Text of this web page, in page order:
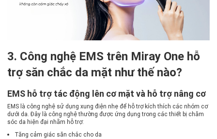
3. Công nghệ EMS trên Miray One hỗ
trợ săn chắc da mặt như thế nào?
EMS hỗ trợ tác động lên cơ mặt và hỗ trợ nâng cơ
EMS là công nghệ sử dụng xung điện nhẹ để hỗ trợ kích thích các nhóm cơ
dưới da. Đây là công nghệ thường được ứng dụng trong các thiết bị chăm
sóc da hiện đại nhằm hỗ trợ:
Tăng cảm giác săn chắc cho da